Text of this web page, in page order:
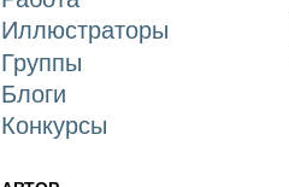
Иллюстраторы
Группы
Блоги
Конкурсы